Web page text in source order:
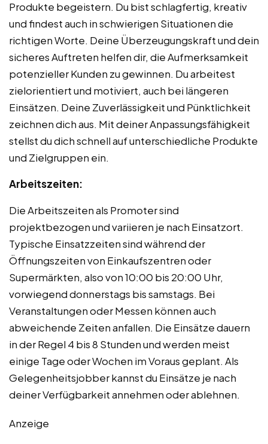
Produkte begeistern. Du bist schlagfertig, kreativ
und findest auch in schwierigen Situationen die
richtigen Worte. Deine Überzeugungskraft und dein
sicheres Auftreten helfen dir, die Aufmerksamkeit
potenzieller Kunden zu gewinnen. Du arbeitest
zielorientiert und motiviert, auch bei längeren
Einsätzen. Deine Zuverlässigkeit und Pünktlichkeit
zeichnen dich aus. Mit deiner Anpassungsfähigkeit
stellst du dich schnell auf unterschiedliche Produkte
und Zielgruppen ein.
Arbeitszeiten:
Die Arbeitszeiten als Promoter sind
projektbezogen und variieren je nach Einsatzort.
Typische Einsatzzeiten sind während der
Öffnungszeiten von Einkaufszentren oder
Supermärkten, also von 10:00 bis 20:00 Uhr,
vorwiegend donnerstags bis samstags. Bei
Veranstaltungen oder Messen können auch
abweichende Zeiten anfallen. Die Einsätze dauern
in der Regel 4 bis 8 Stunden und werden meist
einige Tage oder Wochen im Voraus geplant. Als
Gelegenheitsjobber kannst du Einsätze je nach
deiner Verfügbarkeit annehmen oder ablehnen.
Anzeige